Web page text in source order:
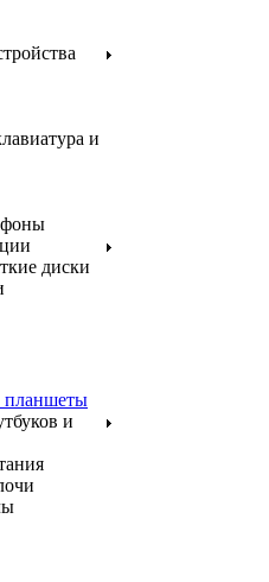
и
диски
планшеты
и